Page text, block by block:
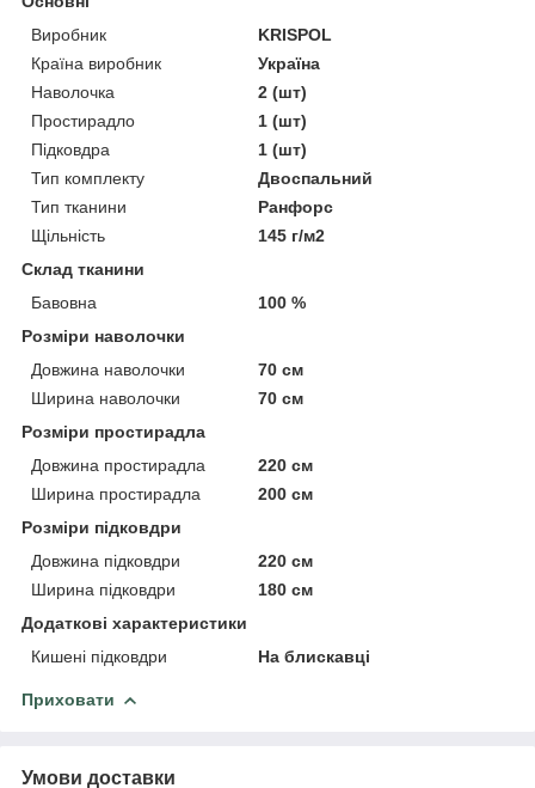
Виробник
KRISPOL
Країна виробник
Україна
Наволочка
2 (шт)
Простирадло
1 (шт)
Підковдра
1 (шт)
Тип комплекту
Двоспальний
Тип тканини
Ранфорс
Щільність
145 г/м2
Склад тканини
Бавовна
100 %
Розміри наволочки
Довжина наволочки
70 см
Ширина наволочки
70 см
Розміри простирадла
Довжина простирадла
220 см
Ширина простирадла
200 см
Розміри підковдри
Довжина підковдри
220 см
Ширина підковдри
180 см
Додаткові характеристики
Кишені підковдри
На блискавці
Приховати
Умови доставки